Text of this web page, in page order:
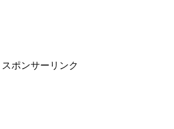
スポンサーリンク